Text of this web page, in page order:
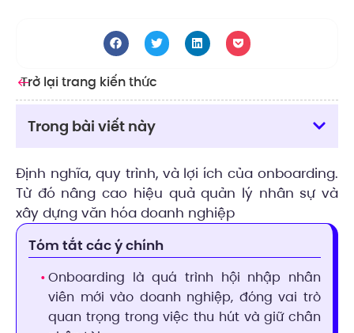
Định nghĩa, quy trình, và lợi ích của onboarding.
Từ đó nâng cao hiệu quả quản lý nhân sự và
xây dựng văn hóa doanh nghiệp
Tóm tắt các ý chính
Onboarding là quá trình hội nhập nhân
viên mới vào doanh nghiệp, đóng vai trò
quan trọng trong việc thu hút và giữ chân
Trở lại trang kiến thức
Trong bài viết này